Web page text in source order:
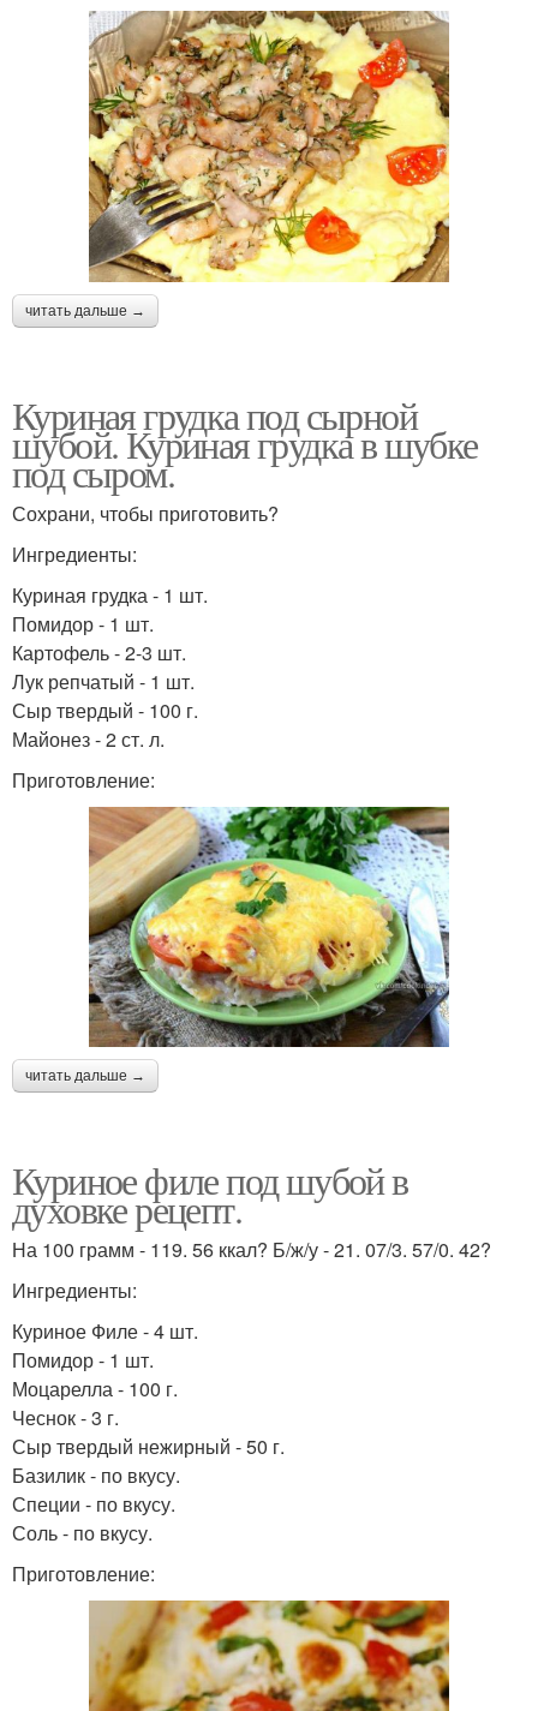
читать дальше →
Куриная грудка под сырной
шубой. Куриная грудка в шубке
под сыром.
Сохрани, чтобы приготовить?
Ингредиенты:
Куриная грудка - 1 шт.
Помидор - 1 шт.
Картофель - 2-3 шт.
Лук репчатый - 1 шт.
Сыр твердый - 100 г.
Майонез - 2 ст. л.
Приготовление:
читать дальше →
Куриное филе под шубой в
духовке рецепт.
На 100 грамм - 119. 56 ккал? Б/ж/у - 21. 07/3. 57/0. 42?
Ингредиенты:
Куриное Филе - 4 шт.
Помидор - 1 шт.
Моцарелла - 100 г.
Чеснок - 3 г.
Сыр твердый нежирный - 50 г.
Базилик - по вкусу.
Специи - по вкусу.
Соль - по вкусу.
Приготовление: